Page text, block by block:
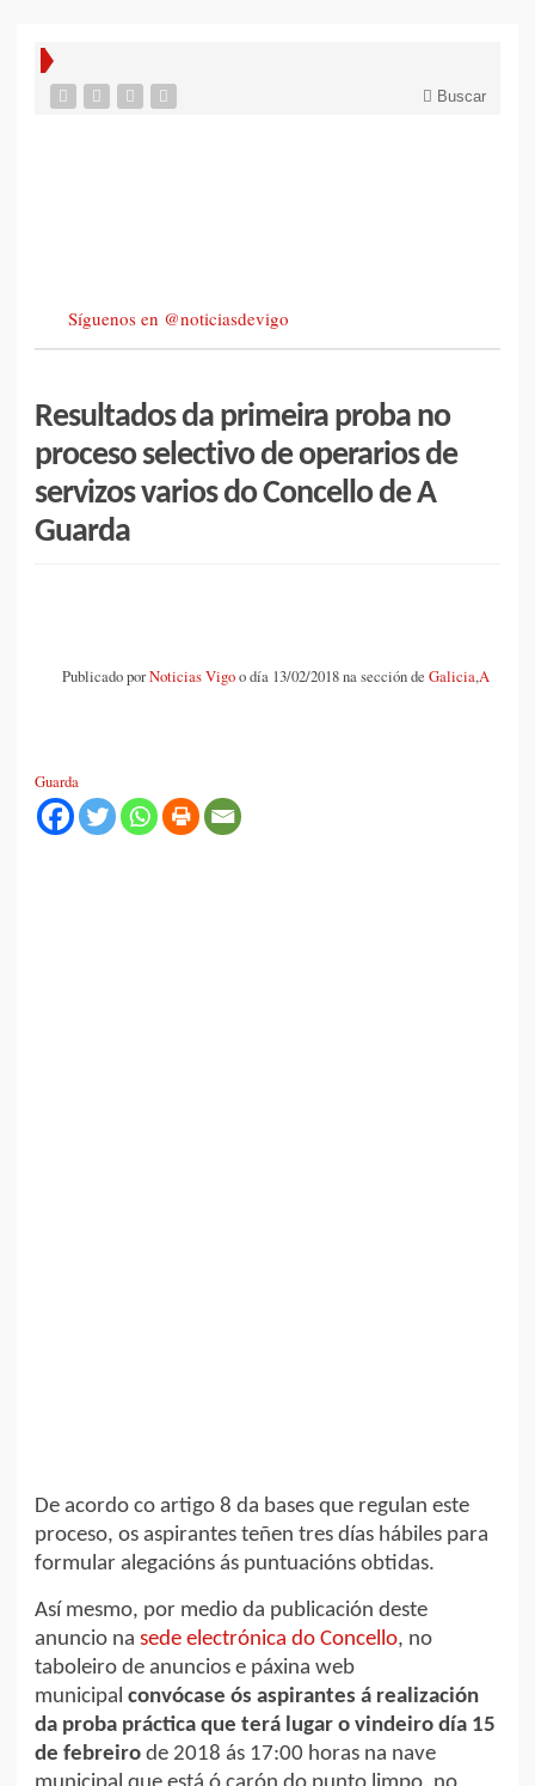
Buscar
Síguenos en @noticiasdevigo
Resultados da primeira proba no
proceso selectivo de operarios de
servizos varios do Concello de A
Guarda
Publicado porNoticias Vigoo día 13/02/2018 na sección de Galicia,A
Guarda
De acordo co artigo 8 da bases que regulan este
proceso, os aspirantes teñen tres días hábiles para
formular alegacións ás puntuacións obtidas.
Así mesmo, por medio da publicación deste
anuncio na sede electrónica do Concello, no
taboleiro de anuncios e páxina web
municipal convócase ós aspirantes á realización
da proba práctica que terá lugar o vindeiro día 15
de febreiro de 2018 ás 17:00 horas na nave